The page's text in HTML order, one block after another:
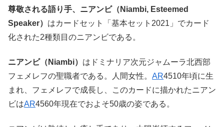
尊敬される語り手、ニアンビ（Niambi, Esteemed
Speaker） はカードセット「基本セット2021」でカード
化された2種類目のニアンビである。
ニアンビ（Niambi） はドミナリア次元ジャムーラ北西部
フェメレフの聖職者である。人間女性。 AR4510年頃に生
まれ、フェメレフで成長し、このカードに描かれたニアン
ビはAR4560年現在でおよそ50歳の姿である。